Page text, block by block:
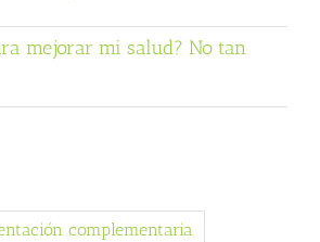
mejorar mi salud? No tan
complementaria